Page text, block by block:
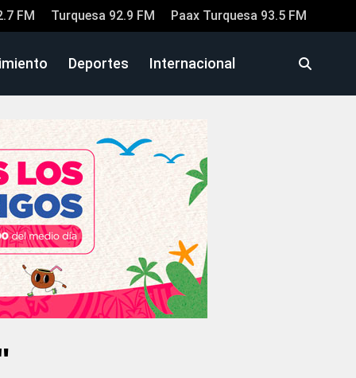
FM Turquesa 92.9 FM Paax Turquesa 93.5 FM
Deportes Internacional